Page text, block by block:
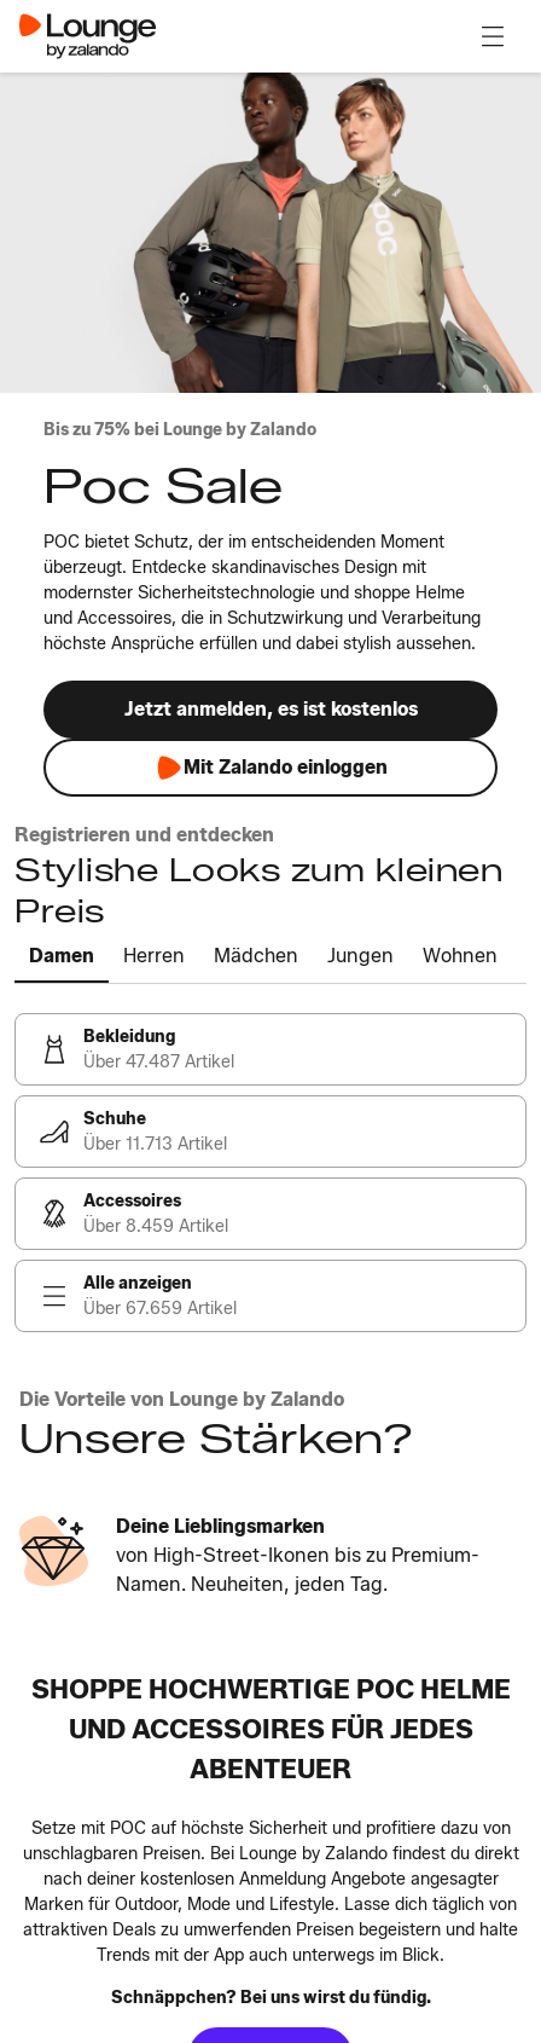
Bis zu 75% bei Lounge by Zalando
Poc Sale
POC bietet Schutz, der im entscheidenden Moment
überzeugt. Entdecke skandinavisches Design mit
modernster Sicherheitstechnologie und shoppe Helme
und Accessoires, die in Schutzwirkung und Verarbeitung
höchste Ansprüche erfüllen und dabei stylish aussehen.
Jetzt anmelden, es ist kostenlos
Mit Zalando einloggen
Registrieren und entdecken
Stylishe Looks zum kleinen
Preis
Damen Herren Mädchen Jungen Wohnen
Bekleidung
Über 47.487 Artikel
Schuhe
Über 11.713 Artikel
Accessoires
Über 8.459 Artikel
Alle anzeigen
Über 67.659 Artikel
Die Vorteile von Lounge by Zalando
Unsere Stärken?
Deine Lieblingsmarken
von High-Street-Ikonen bis zu Premium-
Namen. Neuheiten, jeden Tag.
SHOPPE HOCHWERTIGE POC HELME
UND ACCESSOIRES FÜR JEDES
ABENTEUER
Setze mit POC auf höchste Sicherheit und profitiere dazu von
unschlagbaren Preisen. Bei Lounge by Zalando findest du direkt
nach deiner kostenlosen Anmeldung Angebote angesagter
Marken für Outdoor, Mode und Lifestyle. Lasse dich täglich von
attraktiven Deals zu umwerfenden Preisen begeistern und halte
Trends mit der App auch unterwegs im Blick.
Schnäppchen? Bei uns wirst du fündig.